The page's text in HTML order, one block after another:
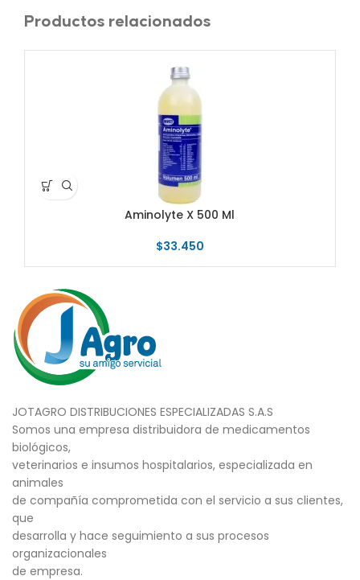
Productos relacionados
Aminolyte X 500 Ml
$33.450
JOTAGRO DISTRIBUCIONES ESPECIALIZADAS S.A.S
Somos una empresa distribuidora de medicamentos
biológicos,
veterinarios e insumos hospitalarios, especializada en
animales
de compañía comprometida con el servicio a sus clientes,
que
desarrolla y hace seguimiento a sus procesos
organizacionales
de empresa.